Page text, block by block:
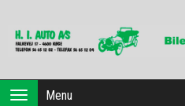
Forside
ToggleMenu